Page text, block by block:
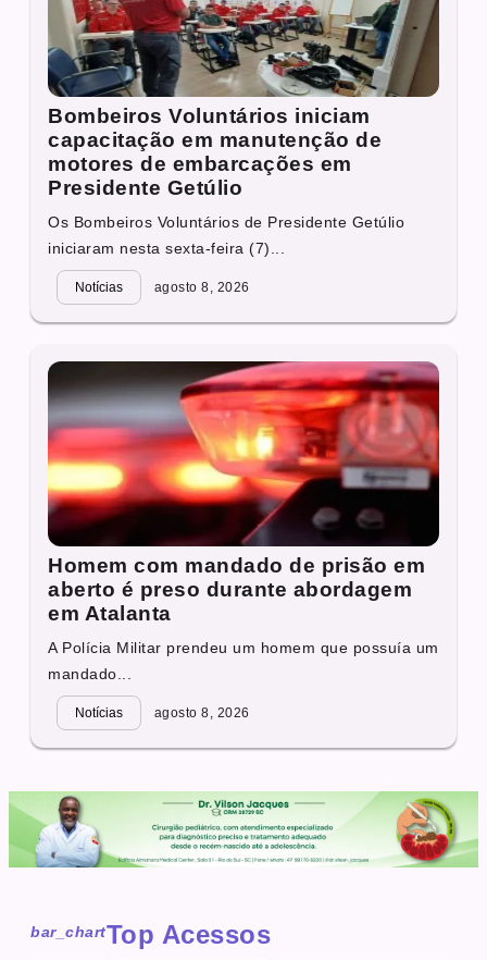
Bombeiros Voluntários iniciam
capacitação em manutenção de
motores de embarcações em
Presidente Getúlio
Os Bombeiros Voluntários de Presidente Getúlio
iniciaram nesta sexta-feira (7)...
Notícias agosto 8, 2026
Homem com mandado de prisão em
aberto é preso durante abordagem
em Atalanta
A Polícia Militar prendeu um homem que possuía um
mandado...
Notícias agosto 8, 2026
bar_chartTop Acessos